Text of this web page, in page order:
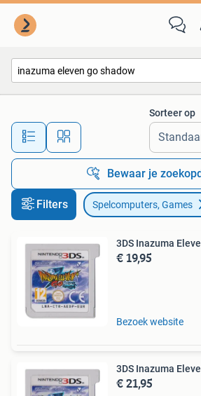
Alle afstanden…
Sorteer op
Bewaar je
Filters Spelcomputers, Games
3DS Inazuma
€ 19,95
Bezoek website
3DS Inazuma
€ 21,95